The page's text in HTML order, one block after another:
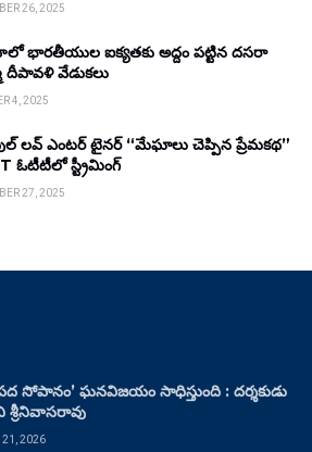
26, 2025
ఐక్యతకు అద్దం పట్టిన దసరా
దీపావళి వేడుకలు
4, 2025
లవ్ ఎంటర్ టైనర్ “మేఘాలు చెప్పిన ప్రేమకథ”
ఓటీటీలో స్ట్రీమింగ్
27, 2025
సోపానం’ ఘనవిజయం సాధిస్తుంది : దర్శకుడు
21, 2026